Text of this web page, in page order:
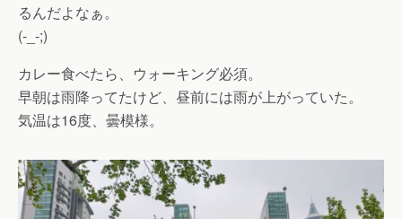
るんだよなぁ。
(-_-;)
カレー食べたら、ウォーキング必須。
早朝は雨降ってたけど、昼前には雨が上がっていた。
気温は16度、曇模様。